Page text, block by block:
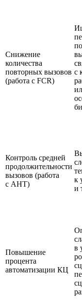
Снижение
количества
повторных вызовов
(работа с FCR)
с
Контроль средней
продолжительности
вызовов (работа
с AHT)
к
и
Повышение
процента
автоматизации КЦ
в